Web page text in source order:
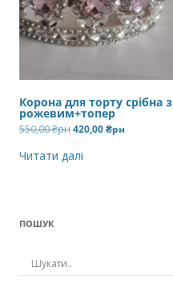
Корона для торту срібна з
рожевим+топер
550,00₴рнОригінальна
ціна:
420,00₴рн
Читати далі
ПОШУК